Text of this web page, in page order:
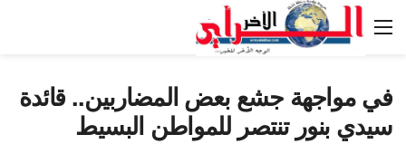
في مواجهة جشع بعض المضاربين.. قائدة
سيدي بنور تنتصر للمواطن البسيط